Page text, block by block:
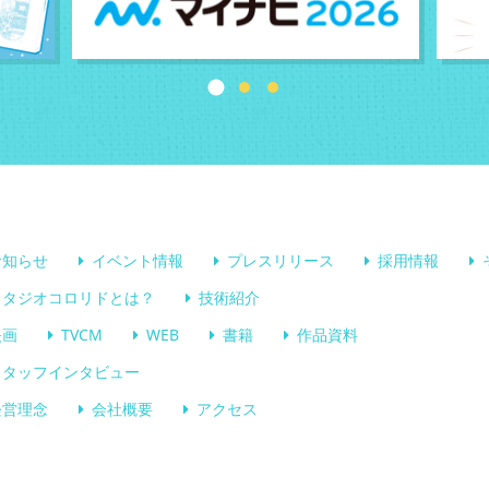
らせ イベント情報 プレスリリース 採用情報
ジオコロリドとは？
技術紹介
TVCM WEB 書籍
作品資料
ッフインタビュー
理念
会社概要 アクセス